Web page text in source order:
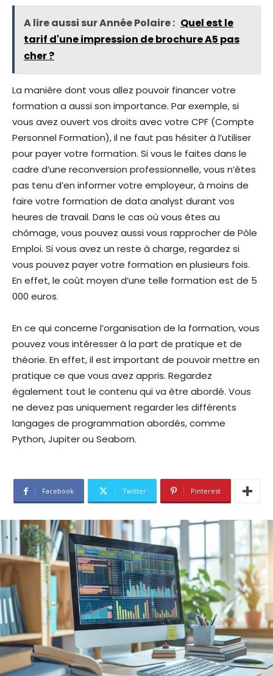
A lire aussi sur Année Polaire : Quel est le
tarif d'une impression de brochure A5 pas
cher ?
La manière dont vous allez pouvoir financer votre
formation a aussi son importance. Par exemple, si
vous avez ouvert vos droits avec votre CPF (Compte
Personnel Formation), il ne faut pas hésiter à l’utiliser
pour payer votre formation. Si vous le faites dans le
cadre d’une reconversion professionnelle, vous n’êtes
pas tenu d’en informer votre employeur, à moins de
faire votre formation de data analyst durant vos
heures de travail. Dans le cas où vous êtes au
chômage, vous pouvez aussi vous rapprocher de Pôle
Emploi. Si vous avez un reste à charge, regardez si
vous pouvez payer votre formation en plusieurs fois.
En effet, le coût moyen d’une telle formation est de 5
000 euros.
En ce qui concerne l’organisation de la formation, vous
pouvez vous intéresser à la part de pratique et de
théorie. En effet, il est important de pouvoir mettre en
pratique ce que vous avez appris. Regardez
également tout le contenu qui va être abordé. Vous
ne devez pas uniquement regarder les différents
langages de programmation abordés, comme
Python, Jupiter ou Seaborn.
Facebook Twitter Pinterest